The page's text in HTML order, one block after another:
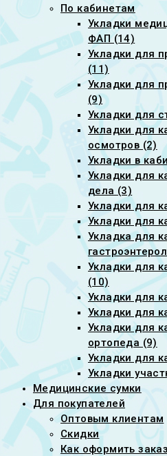
По кабинетам
Укладки
ФАП (14)
Укладки для
(11)
Укладки для
(9)
Укладки для
Укладки для
осмотров (2)
Укладки в
Укладки для
дела (3)
Укладки для
Укладки для
Укладка для
Укладки для
(10)
Укладки для
Укладки для
Укладки для
ортопеда (9)
Укладки для
Укладки
Медицинские сумки
Для покупателей
Оптовым клиентам
Скидки
Как оформить заказ